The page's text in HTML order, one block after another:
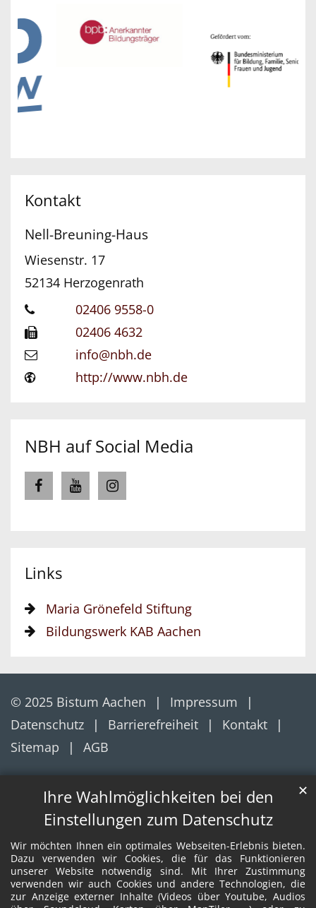
Ihre Wahlmöglichkeiten bei den
Einstellungen zum Datenschutz
Wir möchten Ihnen ein optimales Webseiten-Erlebnis bieten.
Dazu verwenden wir Cookies, die für das Funktionieren
unserer Website notwendig sind. Mit Ihrer Zustimmung
verwenden wir auch Cookies und andere Technologien, die
zur Anzeige externer Inhalte (Videos über Youtube, Audios
✕
Kontakt
Nell-Breuning-Haus
Wiesenstr. 17
52134 Herzogenrath
02406 9558-0
02406 4632
info@nbh.de
http://www.nbh.de
NBH auf Social Media
Links
Maria Grönefeld Stiftung
Bildungswerk KAB Aachen
© 2025 Bistum Aachen
Impressum
Datenschutz
Barrierefreiheit
Kontakt
Sitemap
AGB